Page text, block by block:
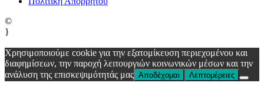
©
}
Χρησιμοποιούμε cookie για την εξατομίκευση περιεχομένου και
διαφημίσεων, την παροχή λειτουργιών κοινωνικών μέσων και την
ανάλυση της επισκεψιμότητάς μας Αποδέχομαι Λεπτομέρειες